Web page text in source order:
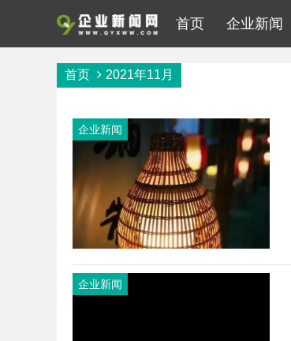
首页 企业新闻
首页 2021年11月
企业新闻
企业新闻